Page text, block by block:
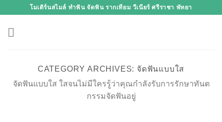
content
โมเดิร์นสไมล์ ทำฟัน จัดฟัน รากเทียม วีเนียร์ ศรีราชา พัทยา
CATEGORY ARCHIVES: จัดฟันแบบใส
จัดฟันแบบใส ใสจนไม่มีใครรู้ว่าคุณกำลังรับการรักษาทันต
กรรมจัดฟันอยู่